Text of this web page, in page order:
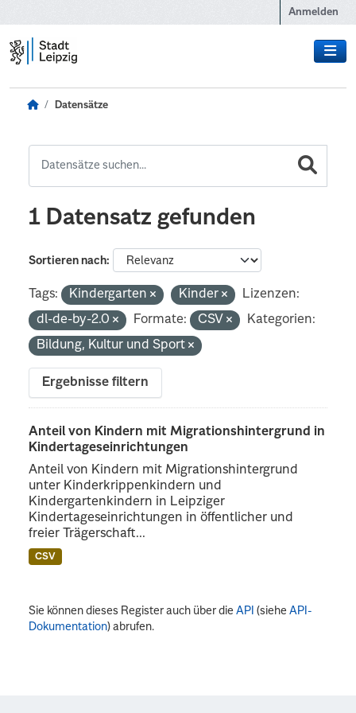
Anmelden
Datensätze
1 Datensatz gefunden
Sortieren nach
Tags: Kindergarten Kinder
Lizenzen:
dl-de-by-2.0
Formate: CSV
Kategorien:
Bildung, Kultur und Sport
Ergebnisse filtern
Anteil von Kindern mit Migrationshintergrund in
Kindertageseinrichtungen
Anteil von Kindern mit Migrationshintergrund
unter Kinderkrippenkindern und
Kindergartenkindern in Leipziger
Kindertageseinrichtungen in öffentlicher und
freier Trägerschaft...
CSV
Sie können dieses Register auch über dieAPI (sieheAPI-
Dokumentation) abrufen.